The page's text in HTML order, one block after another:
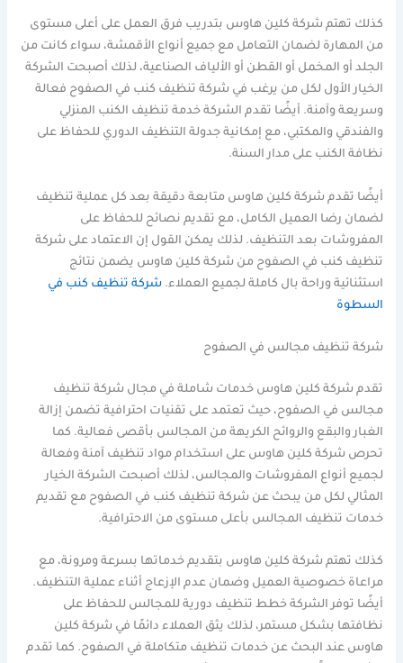
كذلك تهتم شركة كلين هاوس بتدريب فرق العمل على أعلى مستوى
من المهارة لضمان التعامل مع جميع أنواع الأقمشة، سواء كانت من
الجلد أو المخمل أو القطن أو الألياف الصناعية، لذلك أصبحت الشركة
الخيار الأول لكل من يرغب في شركة تنظيف كنب في الصفوح فعالة
وسريعة وآمنة. أيضًا تقدم الشركة خدمة تنظيف الكنب المنزلي
والفندقي والمكتبي، مع إمكانية جدولة التنظيف الدوري للحفاظ على
نظافة الكنب على مدار السنة.
أيضًا تقدم شركة كلين هاوس متابعة دقيقة بعد كل عملية تنظيف
لضمان رضا العميل الكامل، مع تقديم نصائح للحفاظ على
المفروشات بعد التنظيف. لذلك يمكن القول إن الاعتماد على شركة
تنظيف كنب في الصفوح من شركة كلين هاوس يضمن نتائج
استثنائية وراحة بال كاملة لجميع العملاء.شركة تنظيف كنب في
السطوة
شركة تنظيف مجالس في الصفوح
تقدم شركة كلين هاوس خدمات شاملة في مجال شركة تنظيف
مجالس في الصفوح، حيث تعتمد على تقنيات احترافية تضمن إزالة
الغبار والبقع والروائح الكريهة من المجالس بأقصى فعالية. كما
تحرص شركة كلين هاوس على استخدام مواد تنظيف آمنة وفعالة
لجميع أنواع المفروشات والمجالس، لذلك أصبحت الشركة الخيار
المثالي لكل من يبحث عن شركة تنظيف كنب في الصفوح مع تقديم
خدمات تنظيف المجالس بأعلى مستوى من الاحترافية.
كذلك تهتم شركة كلين هاوس بتقديم خدماتها بسرعة ومرونة، مع
مراعاة خصوصية العميل وضمان عدم الإزعاج أثناء عملية التنظيف.
أيضًا توفر الشركة خطط تنظيف دورية للمجالس للحفاظ على
نظافتها بشكل مستمر، لذلك يثق العملاء دائمًا في شركة كلين
هاوس عند البحث عن خدمات تنظيف متكاملة في الصفوح. كما تقدم